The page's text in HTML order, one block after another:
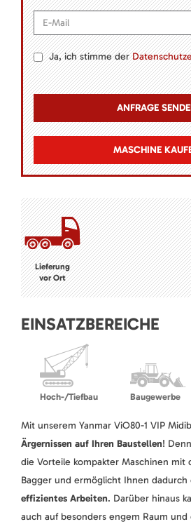
Ja, ich stimme der
MASCHINE
Lieferung
vor Ort
EINSATZBEREICHE
Hoch-/Tiefbau Baugewerbe
Mit unserem Yanmar ViO80-1 VIP
Ärgernissen auf Ihren Baustellen!
die Vorteile kompakter Maschinen mit
Bagger und ermöglicht Ihnen dadurch
effizientes Arbeiten. Darüber hinaus
auch auf besonders engem Raum